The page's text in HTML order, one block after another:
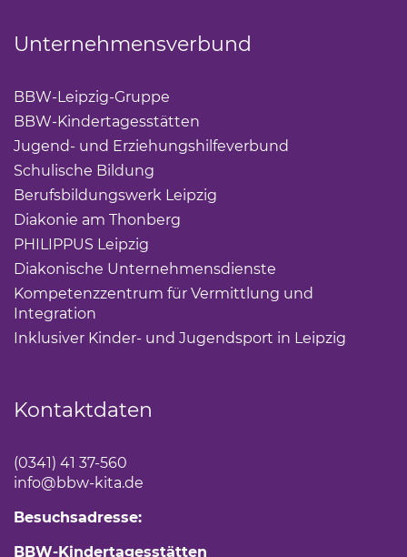
Unternehmensverbund
BBW-Leipzig-Gruppe
BBW-Kindertagesstätten
Jugend- und Erziehungshilfeverbund
Schulische Bildung
Berufsbildungswerk Leipzig
Diakonie am Thonberg
PHILIPPUS Leipzig
Diakonische Unternehmensdienste
Kompetenzzentrum für Vermittlung und
Integration
Inklusiver Kinder- und Jugendsport in Leipzig
Kontaktdaten
(0341) 41 37-560
info@bbw-kita.de
Besuchsadresse:
BBW-Kindertagesstätten